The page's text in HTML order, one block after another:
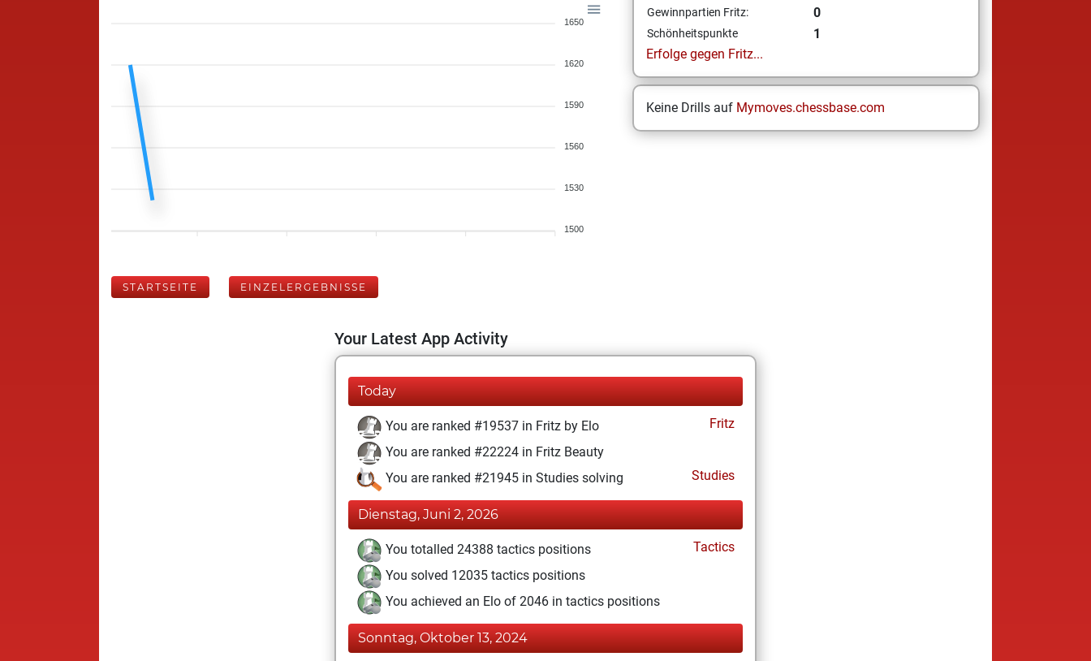
1650
1620
1590
1560
1530
1500
Gewinnpartien Fritz: 0
Schönheitspunkte
1
Erfolge gegen Fritz...
Keine Drills auf Mymoves.chessbase.com
STARTSEITE EINZELERGEBNISSE
Your Latest App Activity
Today
You are ranked #19537 in Fritz by Elo
Fritz
You are ranked #22224 in Fritz Beauty
You are ranked #21945 in Studies solving
Studies
Dienstag, Juni 2, 2026
You totalled 24388 tactics positions
Tactics
You solved 12035 tactics positions
You achieved an Elo of 2046 in tactics positions
Sonntag, Oktober 13, 2024